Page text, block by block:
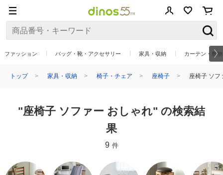
ファッション バッグ・靴・アクセサリー 家具・収納 カーテン・敷
トップ 家具・収納 椅子・チェア 座椅子 座椅子 ソフ
"座椅子 ソファー おしゃれ" の検索結
果
9 件